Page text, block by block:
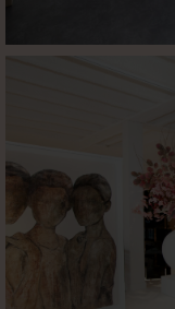
Tal van
uitgevoerd,
zelf